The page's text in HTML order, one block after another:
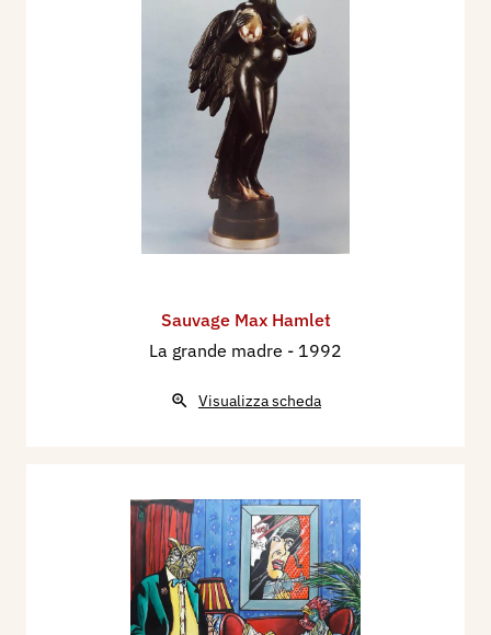
Sauvage Max Hamlet
La grande madre - 1992
Visualizza scheda